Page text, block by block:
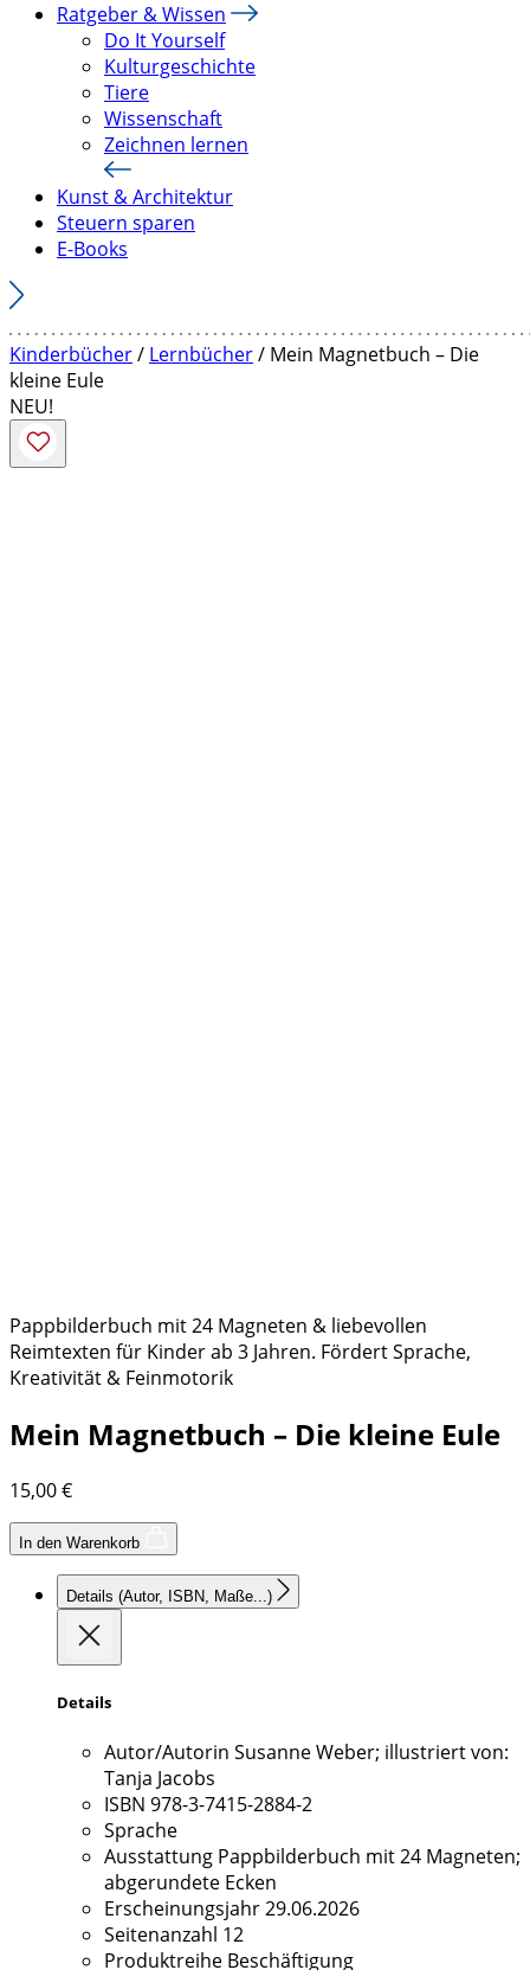
Ratgeber & Wissen
Do It Yourself
Kulturgeschichte
Tiere
Wissenschaft
Zeichnen lernen
Kunst & Architektur
Steuern sparen
E-Books
Kinderbücher/ Lernbücher/ Mein Magnetbuch – Die
kleine Eule
NEU!
Pappbilderbuch mit 24 Magneten & liebevollen
Reimtexten für Kinder ab 3 Jahren. Fördert Sprache,
Kreativität & Feinmotorik
Mein Magnetbuch – Die kleine Eule
15,00€
In den Warenkorb
Details (Autor, ISBN, Maße...)
Details
Autor/Autorin Susanne Weber; illustriert von:
Tanja Jacobs
ISBN 978-3-7415-2884-2
Sprache
Ausstattung Pappbilderbuch mit 24 Magneten;
abgerundete Ecken
Erscheinungsjahr29.06.2026
Seitenanzahl 12
Produktreihe Beschäftigung